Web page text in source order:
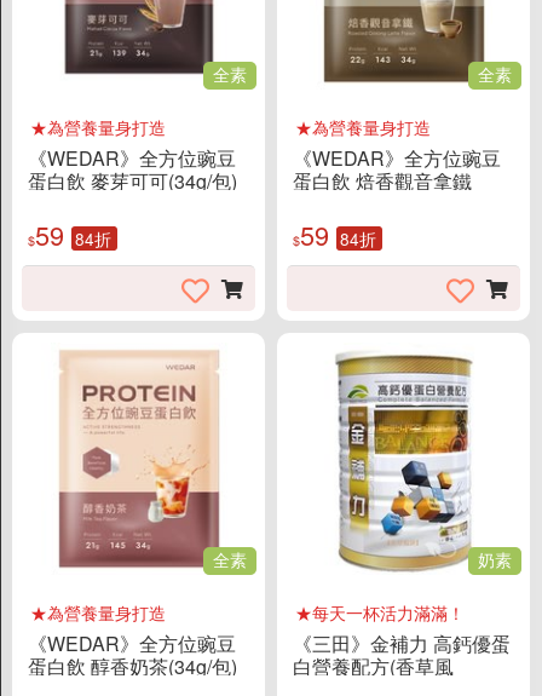
無酒精/氣泡飲料
堅果植物奶
茶/奶茶/養身茶
可可/咖啡
精選品牌
全素
★為營養量身打造
《WEDAR》全方位豌豆
蛋白飲 麥芽可可(34g/包)
$59 84折
全素
★為營養量身打造
《WEDAR》全方位豌豆
蛋白飲 焙香觀音拿鐵
$59 84折
全素
★為營養量身打造
《WEDAR》全方位豌豆
蛋白飲 醇香奶茶(34g/包)
奶素
★每天一杯活力滿滿！
《三田》金補力 高鈣優蛋
白營養配方(香草風